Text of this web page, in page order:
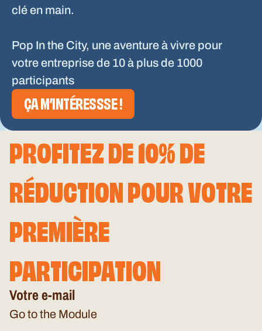
clé en main.
Pop In the City, une aventure à vivre pour
votre entreprise de 10 à plus de 1000
participants
ÇA M’INTÉRESSSE !
PROFITEZ DE 10% DE
RÉDUCTION POUR VOTRE
PREMIÈRE
PARTICIPATION
Votre e-mail
Go to the Module